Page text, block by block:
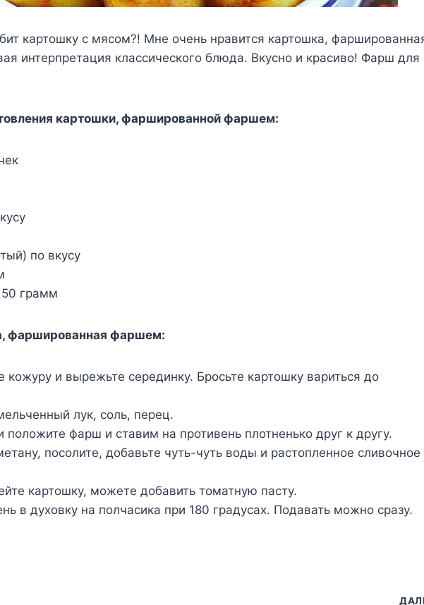
картошку с мясом?! Мне очень нравится картошка,
интерпретация классического блюда. Вкусно и красиво! Фарш для
картошки, фаршированной фаршем:
по вкусу
грамм
фаршированная фаршем:
кожуру и вырежьте серединку. Бросьте картошку вариться до
лук, соль, перец.
положите фарш и ставим на противень плотненько друг к другу.
посолите, добавьте чуть-чуть воды и растопленное сливочное
картошку, можете добавить томатную пасту.
в духовку на полчасика при 180 градусах. Подавать можно сразу.